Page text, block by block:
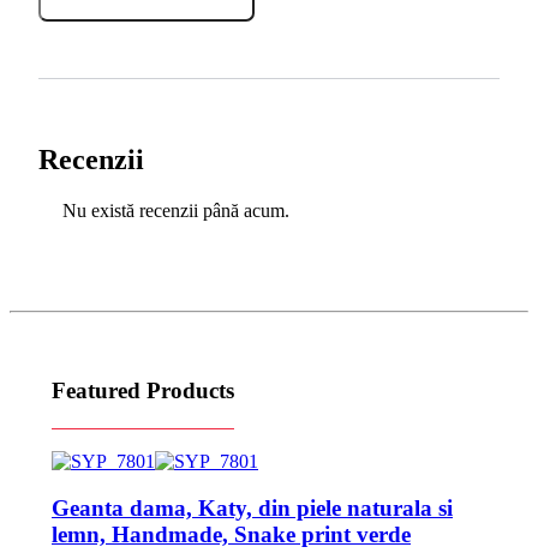
Recenzii
Nu există recenzii până acum.
Featured Products
Geanta dama, Katy, din piele naturala si
lemn, Handmade, Snake print verde